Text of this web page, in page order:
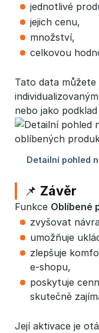
jednotlivé
jejich cenu,
množství,
celkovou
Tato data
nebo jako
📌 Závěr
Funkce Oblíbené
zvyšovat
umožňuje
zlepšuje
e-shopu,
poskytuje
skutečně
Její aktivace je